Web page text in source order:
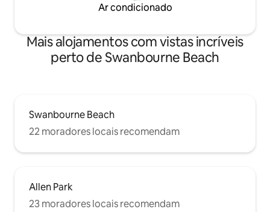
Ar condicionado
Mais alojamentos com vistas incríveis
perto de Swanbourne Beach
Swanbourne Beach
22 moradores locais recomendam
Allen Park
23 moradores locais recomendam